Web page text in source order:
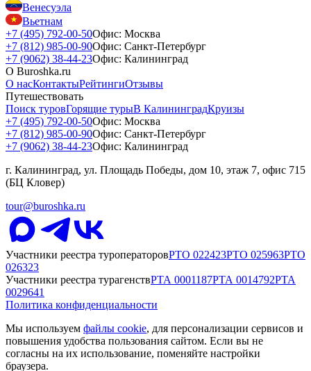
Венесуэла
Вьетнам
+7 (495) 792-00-50Офис: Москва
+7 (812) 985-00-90Офис: Санкт-Петербург
+7 (9062) 38-44-23Офис: Калининград
О Buroshka.ru
О насКонтактыРейтингиОтзывы
Путешествовать
Поиск туровГорящие турыВ КалининградКруизы
+7 (495) 792-00-50Офис: Москва
+7 (812) 985-00-90Офис: Санкт-Петербург
+7 (9062) 38-44-23Офис: Калининград
г. Калининград, ул. Площадь Победы, дом 10, этаж 7, офис 715
(БЦ Кловер)
tour@buroshka.ru
Участники реестра туроператоровРТО 022423РТО 025963РТО
026323
Участники реестра турагенствРТА 0001187РТА 0014792РТА
0029641
Политика конфиденциальности
Мы используем файлы cookie, для персонализации сервисов и
повышения удобства пользования сайтом. Если вы не
согласны на их использование, поменяйте настройки
браузера.